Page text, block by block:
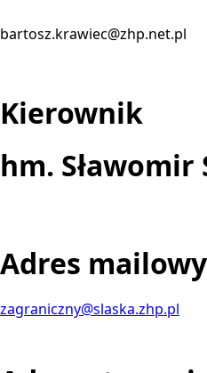
bartosz.krawiec@zhp.net.pl
Kierownik
hm. Sławomir
Adres mailowy
zagraniczny@slaska.zhp.pl